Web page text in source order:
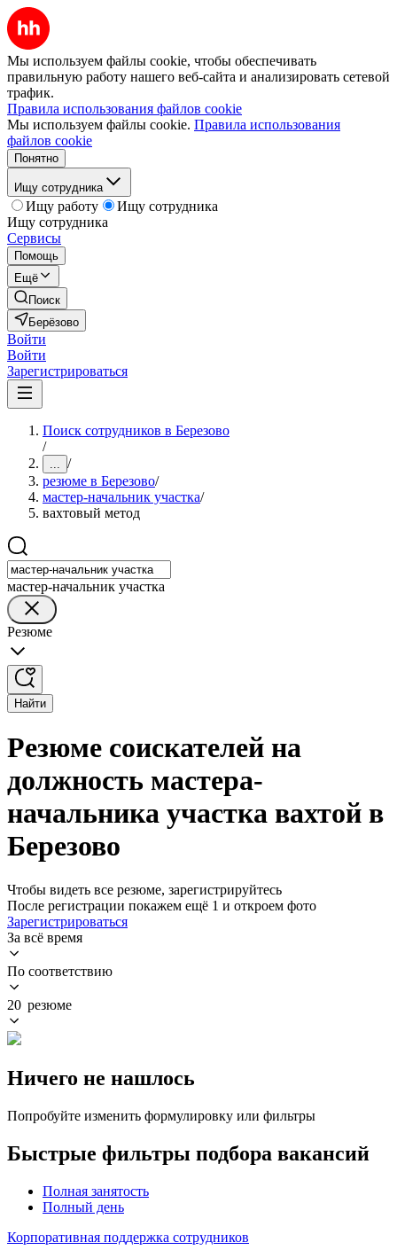
Мы используем файлы cookie, чтобы обеспечивать
правильную работу нашего веб-сайта и анализировать сетевой
трафик.
Правила использования файлов cookie
Мы используем файлы cookie. Правила использования
файлов cookie
Понятно
Ищу сотрудника
Ищу работу
Ищу сотрудника
Ищу сотрудника
Сервисы
Помощь
Ещё
Поиск
Берёзово
Войти
Войти
Зарегистрироваться
Поиск сотрудников в Березово
/
... /
резюме в Березово/
мастер-начальник участка/
вахтовый метод
мастер-начальник участка
Резюме
Найти
Резюме соискателей на
должность мастера-
начальника участка вахтой в
Березово
Чтобы видеть все резюме, зарегистрируйтесь
После регистрации покажем ещё 1 и откроем фото
Зарегистрироваться
За всё время
По соответствию
20 резюме
Ничего не нашлось
Попробуйте изменить формулировку или фильтры
Быстрые фильтры подбора вакансий
Полная занятость
Полный день
Корпоративная поддержка сотрудников